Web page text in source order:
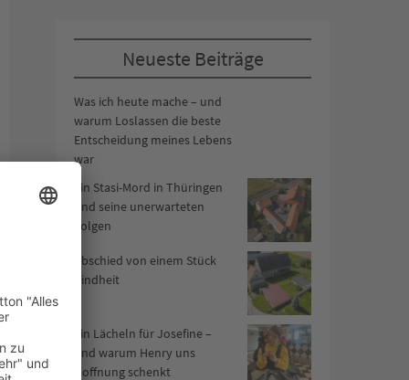
Neueste Beiträge
Was ich heute mache – und
warum Loslassen die beste
Entscheidung meines Lebens
war
Ein Stasi-Mord in Thüringen
und seine unerwarteten
Folgen
Abschied von einem Stück
Kindheit
Ein Lächeln für Josefine –
und warum Henry uns
Hoffnung schenkt